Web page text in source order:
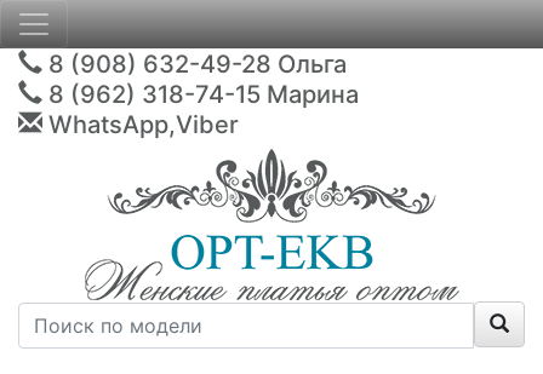
8 (908) 632-49-28 Ольга
8 (962) 318-74-15 Марина
WhatsApp,Viber